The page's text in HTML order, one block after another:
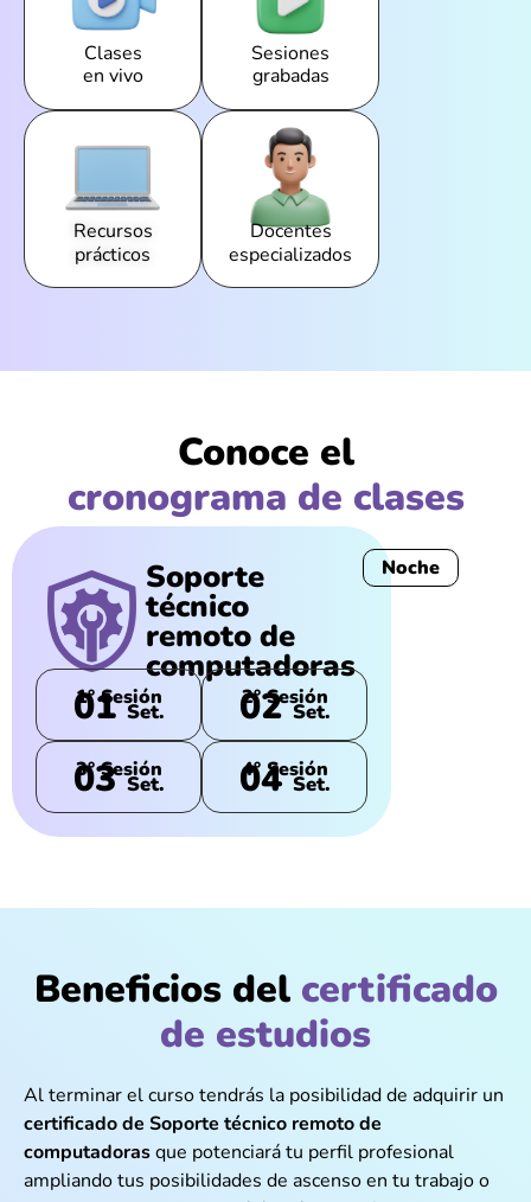
Clases
en vivo
Sesiones
grabadas
Recursos
prácticos
Docentes
especializados
Conoce el
cronograma de clases
Soporte
técnico
remoto de
computadoras
Noche
1° Sesión
01Set.
2° Sesión
02Set.
3° Sesión
03Set.
4° Sesión
04Set.
Beneficios delcertificado
de estudios
Al terminar el curso tendrás la posibilidad de adquirir un
certificado de Soporte técnico remoto de
computadorasque potenciará tu perfil profesional
ampliando tus posibilidades de ascenso en tu trabajo o